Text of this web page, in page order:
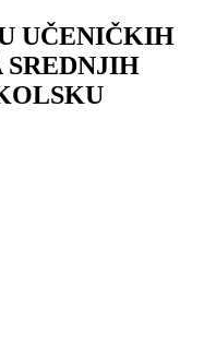
UČENIČKIH